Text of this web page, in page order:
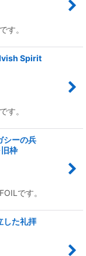
す。
Spirit
す。
シーの兵
枠
です。
した礼拝